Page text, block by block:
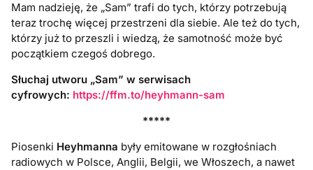
Mam nadzieję, że „Sam” trafi do tych, którzy potrzebują
teraz trochę więcej przestrzeni dla siebie. Ale też do tych,
którzy już to przeszli i wiedzą, że samotność może być
początkiem czegoś dobrego.
Słuchaj utworu „Sam” w serwisach
cyfrowych: https://ffm.to/heyhmann-sam
*****
Piosenki Heyhmanna były emitowane w rozgłośniach
radiowych w Polsce, Anglii, Belgii, we Włoszech, a nawet